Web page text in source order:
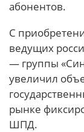
абонентов.
С
ведущих
— группы
увеличил
рынке
ШПД.